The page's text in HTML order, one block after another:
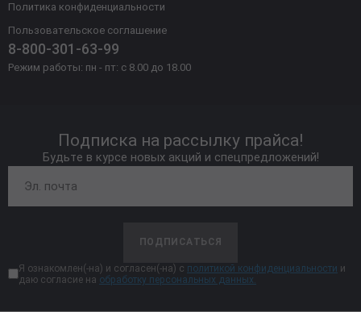
Политика конфиденциальности
Пользовательское соглашение
8-800-301-63-99
Режим работы: пн - пт: с 8.00 до 18.00
Подписка на рассылку прайса!
Будьте в курсе новых акций и спецпредложений!
ПОДПИСАТЬСЯ
Я ознакомлен(-на) и согласен(-на) с политикой конфиденциальности и
даю согласие на обработку персональных данных.